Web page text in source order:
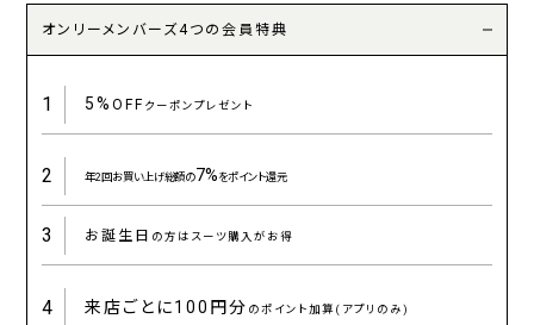
オンリーメンバーズ4つの会員特典
1 5%OFFクーポンプレゼント
2 年2回お買い上げ総額の7%をポイント還元
3 お誕生日 の方はスーツ購入がお得
4 来店ごとに100円分 のポイント加算(アプリのみ)